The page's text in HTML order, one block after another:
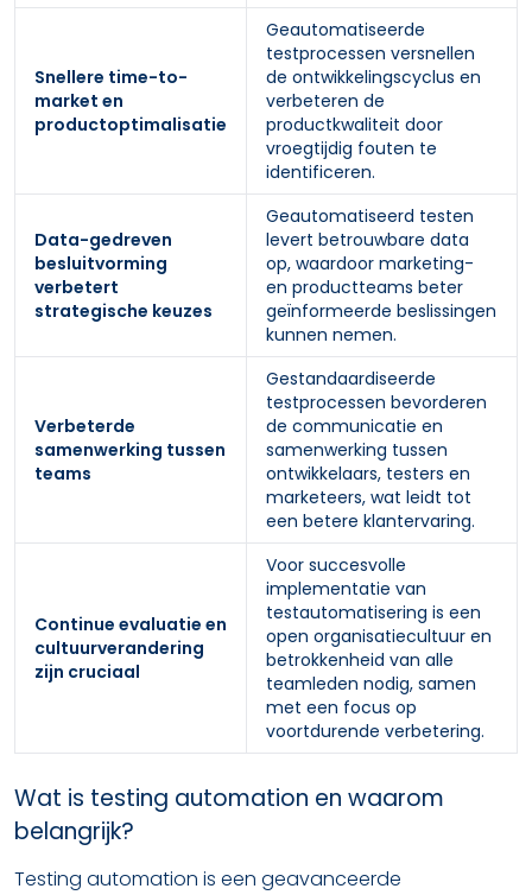
Snellere time-to-
market en
productoptimalisatie
Geautomatiseerde
testprocessen versnellen
de ontwikkelingscyclus en
verbeteren de
productkwaliteit door
vroegtijdig fouten te
identificeren.
Data-gedreven
besluitvorming
verbetert
strategische keuzes
Geautomatiseerd testen
levert betrouwbare data
op, waardoor marketing-
en productteams beter
geïnformeerde beslissingen
kunnen nemen.
Verbeterde
samenwerking tussen
teams
Gestandaardiseerde
testprocessen bevorderen
de communicatie en
samenwerking tussen
ontwikkelaars, testers en
marketeers, wat leidt tot
een betere klantervaring.
Continue evaluatie en
cultuurverandering
zijn cruciaal
Voor succesvolle
implementatie van
testautomatisering is een
open organisatiecultuur en
betrokkenheid van alle
teamleden nodig, samen
met een focus op
voortdurende verbetering.
Wat is testing automation en waarom
belangrijk?
Testing automation is een geavanceerde